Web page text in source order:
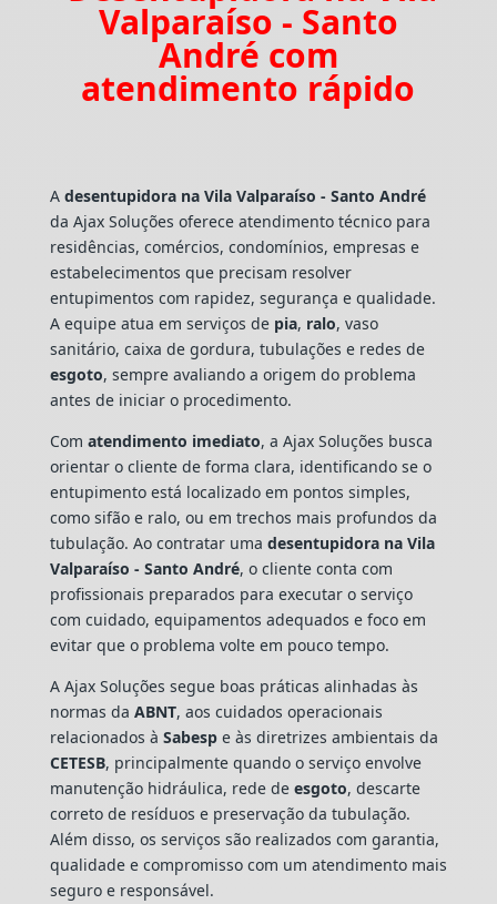
Valparaíso - Santo
André com
atendimento rápido
A desentupidora na Vila Valparaíso - Santo André
da Ajax Soluções oferece atendimento técnico para
residências, comércios, condomínios, empresas e
estabelecimentos que precisam resolver
entupimentos com rapidez, segurança e qualidade.
A equipe atua em serviços de pia, ralo, vaso
sanitário, caixa de gordura, tubulações e redes de
esgoto, sempre avaliando a origem do problema
antes de iniciar o procedimento.
Com atendimento imediato, a Ajax Soluções busca
orientar o cliente de forma clara, identificando se o
entupimento está localizado em pontos simples,
como sifão e ralo, ou em trechos mais profundos da
tubulação. Ao contratar uma desentupidora na Vila
Valparaíso - Santo André, o cliente conta com
profissionais preparados para executar o serviço
com cuidado, equipamentos adequados e foco em
evitar que o problema volte em pouco tempo.
A Ajax Soluções segue boas práticas alinhadas às
normas da ABNT, aos cuidados operacionais
relacionados à Sabespe às diretrizes ambientais da
CETESB, principalmente quando o serviço envolve
manutenção hidráulica, rede de esgoto, descarte
correto de resíduos e preservação da tubulação.
Além disso, os serviços são realizados com garantia,
qualidade e compromisso com um atendimento mais
seguro e responsável.